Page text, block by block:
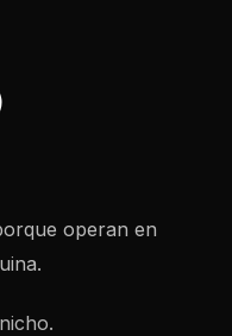
operan en